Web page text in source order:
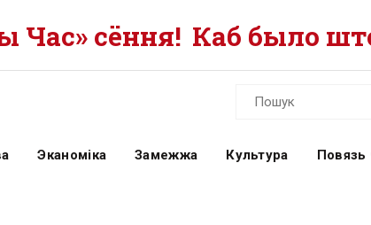
Час» сёння! Каб было
Эканоміка Замежжа Культура Повязь